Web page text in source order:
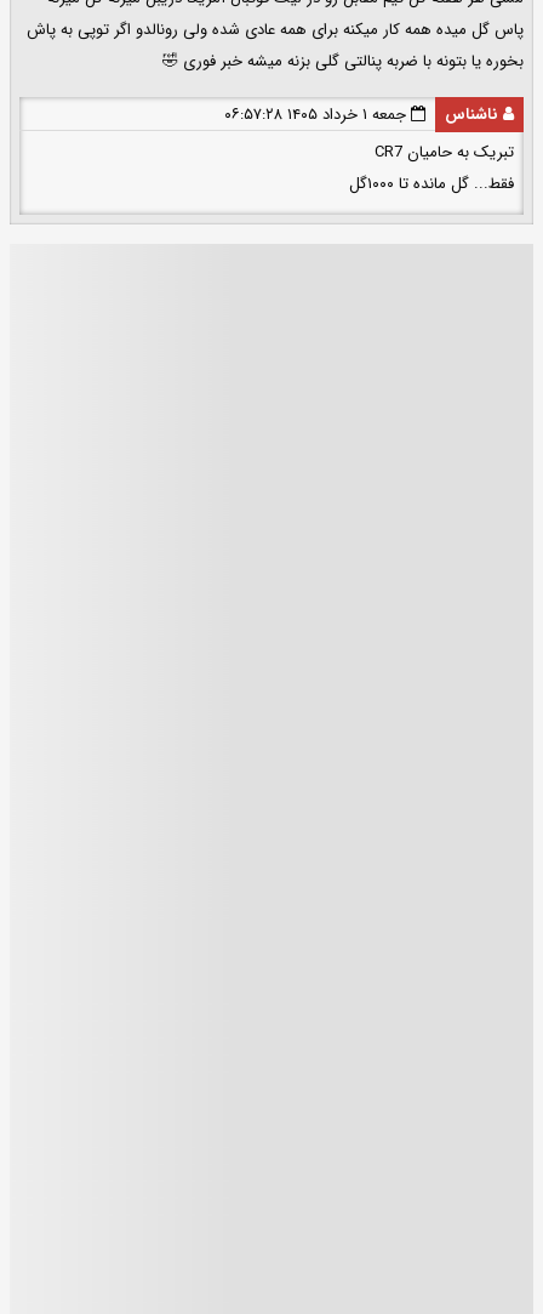
پاس گل میده همه کار میکنه برای همه عادی شده ولی رونالدو اگر توپی به پاش
بخوره یا بتونه با ضربه پنالتی گلی بزنه میشه خبر فوری 🤣
ناشناس
جمعه ۱ خرداد ۱۴۰۵ ۰۶:۵۷:۲۸
تبریک به حامیان CR7
فقط... گل مانده تا ۱۰۰۰گل